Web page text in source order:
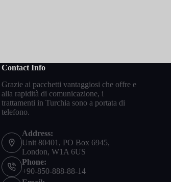
Contact Info
Grazie ai pacchetti vantaggiosi che offre e
alla rapidità di comunicazione, i
trattamenti in Turchia sono a portata di
telefono.
Address:
Unit 80401, PO Box 6945,
London, W1A 6US
Phone:
+90-850-888-88-14